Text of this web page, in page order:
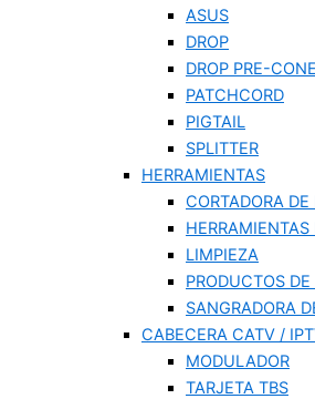
ASUS
DROP
DROP PRE-
PATCHCORD
PIGTAIL
SPLITTER
HERRAMIENTAS
CORTADORA
LIMPIEZA
PRODUCTOS DE
SANGRADORA
CABECERA CATV /
MODULADOR
TARJETA TBS